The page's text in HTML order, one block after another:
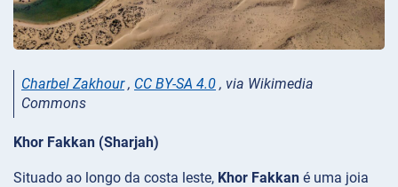
Charbel Zakhour, CC BY-SA 4.0 , via Wikimedia
Commons
Khor Fakkan (Sharjah)
Situado ao longo da costa leste, Khor Fakkan é uma joia